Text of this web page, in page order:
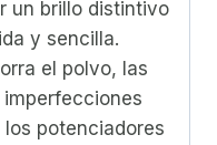
un brillo distintivo
y sencilla.
el polvo, las
potenciadores